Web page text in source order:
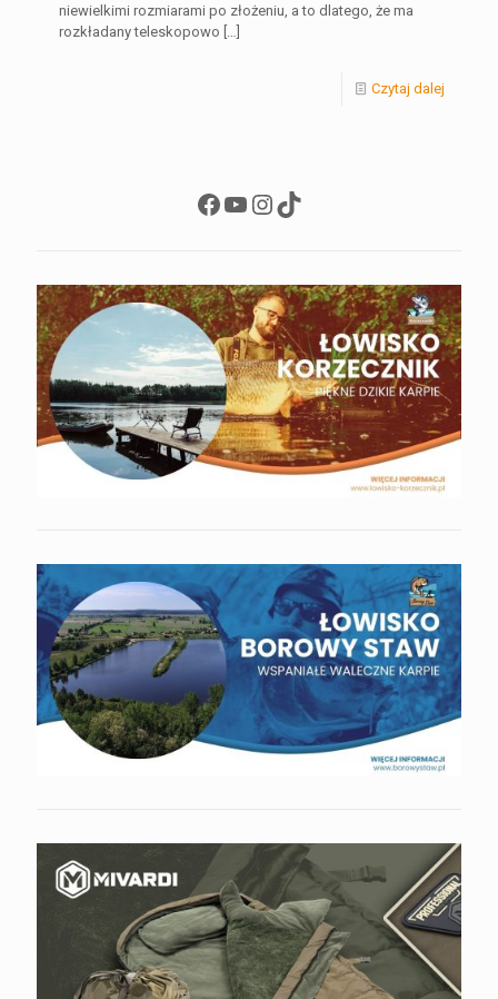
niewielkimi rozmiarami po złożeniu, a to dlatego, że ma
rozkładany teleskopowo
Czytaj dalej
Facebook
YouTube
Instagram
TikTok